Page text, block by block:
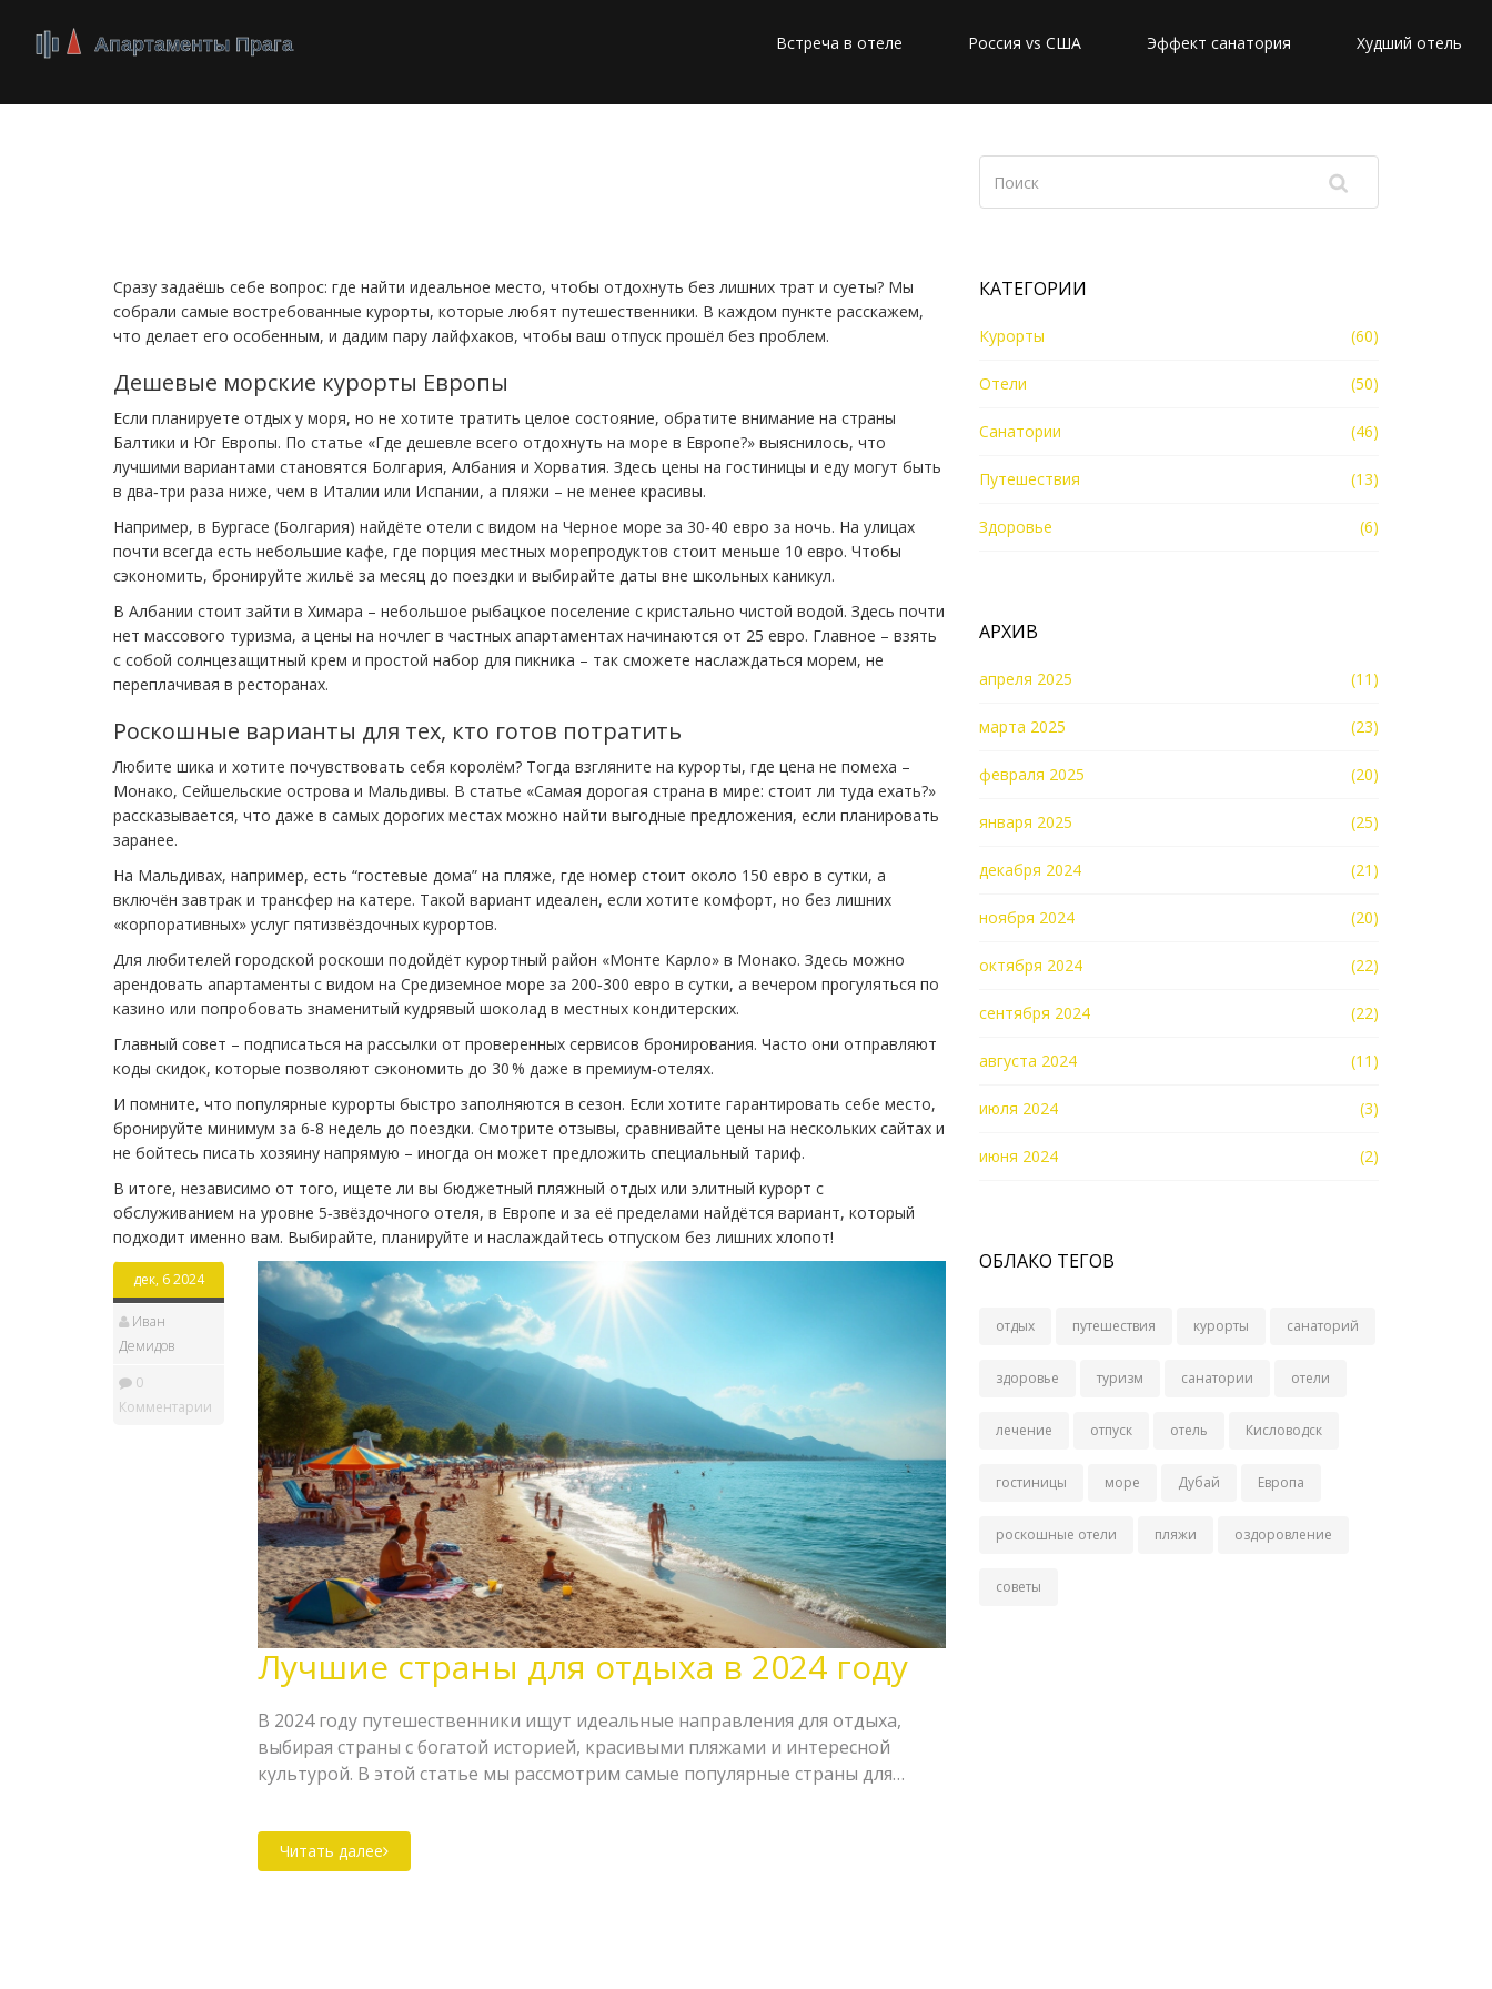
Встреча в отеле Россия vs США Эффект санатория Худший отель
Сразу задаёшь себе вопрос: где найти идеальное место, чтобы отдохнуть без лишних трат и суеты? Мы
собрали самые востребованные курорты, которые любят путешественники. В каждом пункте расскажем,
что делает его особенным, и дадим пару лайфхаков, чтобы ваш отпуск прошёл без проблем.
Дешевые морские курорты Европы
Если планируете отдых у моря, но не хотите тратить целое состояние, обратите внимание на страны
Балтики и Юг Европы. По статье «Где дешевле всего отдохнуть на море в Европе?» выяснилось, что
лучшими вариантами становятся Болгария, Албания и Хорватия. Здесь цены на гостиницы и еду могут быть
в два‑три раза ниже, чем в Италии или Испании, а пляжи – не менее красивы.
Например, в Бургасе (Болгария) найдёте отели с видом на Черное море за 30‑40 евро за ночь. На улицах
почти всегда есть небольшие кафе, где порция местных морепродуктов стоит меньше 10 евро. Чтобы
сэкономить, бронируйте жильё за месяц до поездки и выбирайте даты вне школьных каникул.
В Албании стоит зайти в Химара – небольшое рыбацкое поселение с кристально чистой водой. Здесь почти
нет массового туризма, а цены на ночлег в частных апартаментах начинаются от 25 евро. Главное – взять
с собой солнцезащитный крем и простой набор для пикника – так сможете наслаждаться морем, не
переплачивая в ресторанах.
Роскошные варианты для тех, кто готов потратить
Любите шика и хотите почувствовать себя королём? Тогда взгляните на курорты, где цена не помеха –
Монако, Сейшельские острова и Мальдивы. В статье «Самая дорогая страна в мире: стоит ли туда ехать?»
рассказывается, что даже в самых дорогих местах можно найти выгодные предложения, если планировать
заранее.
На Мальдивах, например, есть “гостевые дома” на пляже, где номер стоит около 150 евро в сутки, а
включён завтрак и трансфер на катере. Такой вариант идеален, если хотите комфорт, но без лишних
«корпоративных» услуг пятизвёздочных курортов.
Для любителей городской роскоши подойдёт курортный район «Монте Карло» в Монако. Здесь можно
арендовать апартаменты с видом на Средиземное море за 200‑300 евро в сутки, а вечером прогуляться по
казино или попробовать знаменитый кудрявый шоколад в местных кондитерских.
Главный совет – подписаться на рассылки от проверенных сервисов бронирования. Часто они отправляют
коды скидок, которые позволяют сэкономить до 30 % даже в премиум‑отелях.
И помните, что популярные курорты быстро заполняются в сезон. Если хотите гарантировать себе место,
бронируйте минимум за 6‑8 недель до поездки. Смотрите отзывы, сравнивайте цены на нескольких сайтах и
не бойтесь писать хозяину напрямую – иногда он может предложить специальный тариф.
В итоге, независимо от того, ищете ли вы бюджетный пляжный отдых или элитный курорт с
обслуживанием на уровне 5‑звёздочного отеля, в Европе и за её пределами найдётся вариант, который
подходит именно вам. Выбирайте, планируйте и наслаждайтесь отпуском без лишних хлопот!
дек, 6 2024
Иван
Демидов
0
Комментарии
Лучшие страны для отдыха в 2024 году
В 2024 году путешественники ищут идеальные направления для отдыха,
выбирая страны с богатой историей, красивыми пляжами и интересной
культурой. В этой статье мы рассмотрим самые популярные страны для
полезные советы для тех, кто хочет отправиться в незабываемое
путешествие. Независимо от того, обожаете ли вы морской бриз или
Читать далее
КАТЕГОРИИ
Курорты (60)
Отели (50)
Санатории (46)
Путешествия (13)
Здоровье (6)
АРХИВ
апреля 2025 (11)
марта 2025 (23)
февраля 2025 (20)
января 2025 (25)
декабря 2024 (21)
ноября 2024 (20)
октября 2024 (22)
сентября 2024 (22)
августа 2024 (11)
июля 2024 (3)
июня 2024 (2)
ОБЛАКО ТЕГОВ
отдых путешествия курорты санаторий
здоровье туризм санатории отели
лечение отпуск отель Кисловодск
гостиницы море Дубай Европа
роскошные отели пляжи оздоровление
советы